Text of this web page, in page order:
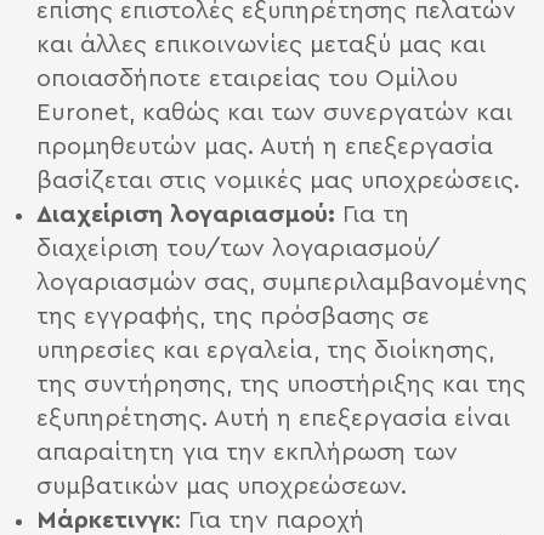
επίσης επιστολές εξυπηρέτησης πελατών
και άλλες επικοινωνίες μεταξύ μας και
οποιασδήποτε εταιρείας του Ομίλου
Euronet, καθώς και των συνεργατών και
προμηθευτών μας. Αυτή η επεξεργασία
βασίζεται στις νομικές μας υποχρεώσεις.
Διαχείριση λογαριασμού: Για τη
διαχείριση του/των λογαριασμού/
λογαριασμών σας, συμπεριλαμβανομένης
της εγγραφής, της πρόσβασης σε
υπηρεσίες και εργαλεία, της διοίκησης,
της συντήρησης, της υποστήριξης και της
εξυπηρέτησης. Αυτή η επεξεργασία είναι
απαραίτητη για την εκπλήρωση των
συμβατικών μας υποχρεώσεων.
Μάρκετινγκ: Για την παροχή